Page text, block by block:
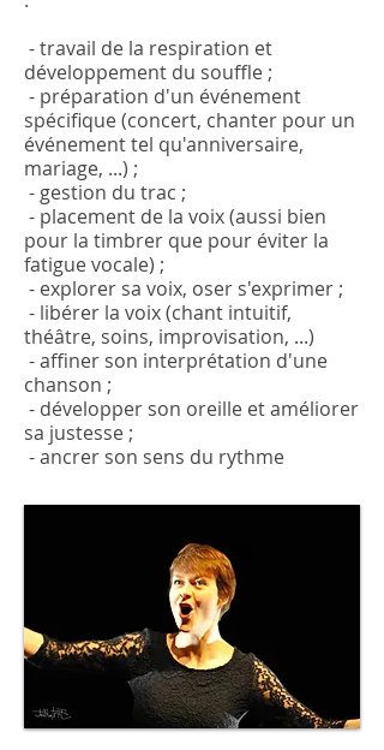
- travail de la respiration et
développement du souffle ;
- préparation d'un événement
spécifique (concert, chanter pour un
événement tel qu'anniversaire,
mariage, ...) ;
- gestion du trac ;
- placement de la voix (aussi bien
pour la timbrer que pour éviter la
fatigue vocale) ;
- explorer sa voix, oser s'exprimer ;
- libérer la voix (chant intuitif,
théâtre, soins, improvisation, ...)
- affiner son interprétation d'une
chanson ;
- développer son oreille et améliorer
sa justesse ;
- ancrer son sens du rythme